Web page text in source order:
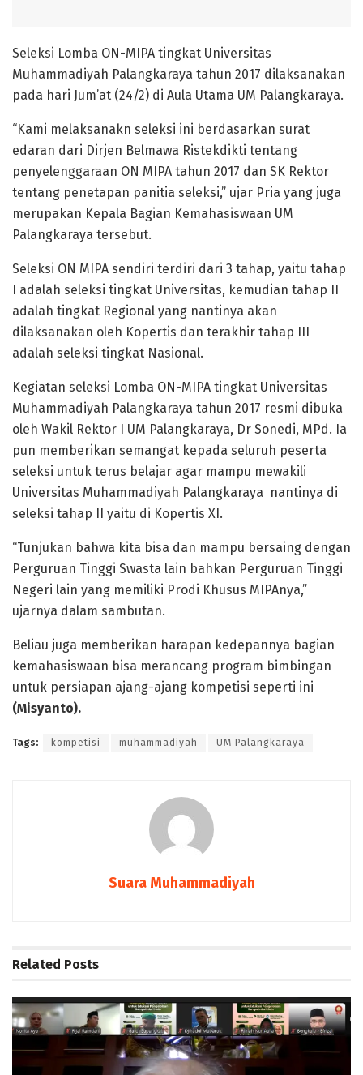
Seleksi Lomba ON-MIPA tingkat Universitas
Muhammadiyah Palangkaraya tahun 2017 dilaksanakan
pada hari Jum’at (24/2) di Aula Utama UM Palangkaraya.
“Kami melaksanakn seleksi ini berdasarkan surat
edaran dari Dirjen Belmawa Ristekdikti tentang
penyelenggaraan ON MIPA tahun 2017 dan SK Rektor
tentang penetapan panitia seleksi,” ujar Pria yang juga
merupakan Kepala Bagian Kemahasiswaan UM
Palangkaraya tersebut.
Seleksi ON MIPA sendiri terdiri dari 3 tahap, yaitu tahap
I adalah seleksi tingkat Universitas, kemudian tahap II
adalah tingkat Regional yang nantinya akan
dilaksanakan oleh Kopertis dan terakhir tahap III
adalah seleksi tingkat Nasional.
Kegiatan seleksi Lomba ON-MIPA tingkat Universitas
Muhammadiyah Palangkaraya tahun 2017 resmi dibuka
oleh Wakil Rektor I UM Palangkaraya, Dr Sonedi, MPd. Ia
pun memberikan semangat kepada seluruh peserta
seleksi untuk terus belajar agar mampu mewakili
Universitas Muhammadiyah Palangkaraya nantinya di
seleksi tahap II yaitu di Kopertis XI.
“Tunjukan bahwa kita bisa dan mampu bersaing dengan
Perguruan Tinggi Swasta lain bahkan Perguruan Tinggi
Negeri lain yang memiliki Prodi Khusus MIPAnya,”
ujarnya dalam sambutan.
Beliau juga memberikan harapan kedepannya bagian
kemahasiswaan bisa merancang program bimbingan
untuk persiapan ajang-ajang kompetisi seperti ini
(Misyanto).
Tags: kompetisi muhammadiyah UM Palangkaraya
Suara Muhammadiyah
Related Posts